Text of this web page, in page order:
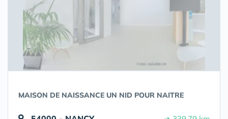
MAISON DE NAISSANCE UN NID POUR NAITRE